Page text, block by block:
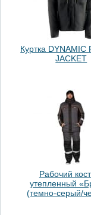
Куртка DYNAMIC
JACKET
Рабочий
утепленный
(темно-серый/